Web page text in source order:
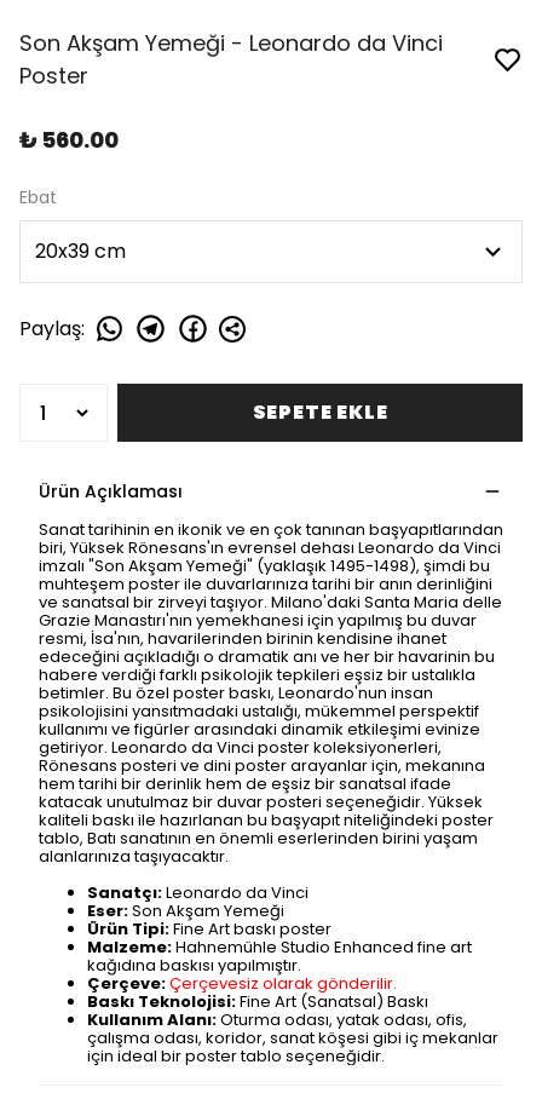
Son Akşam Yemeği - Leonardo da Vinci
Poster
₺ 560.00
Ebat
Paylaş:
SEPETE EKLE
Ürün Açıklaması
Sanat tarihinin en ikonik ve en çok tanınan başyapıtlarından
biri, Yüksek Rönesans'ın evrensel dehası Leonardo da Vinci
imzalı "Son Akşam Yemeği" (yaklaşık 1495-1498), şimdi bu
muhteşem poster ile duvarlarınıza tarihi bir anın derinliğini
ve sanatsal bir zirveyi taşıyor. Milano'daki Santa Maria delle
Grazie Manastırı'nın yemekhanesi için yapılmış bu duvar
resmi, İsa'nın, havarilerinden birinin kendisine ihanet
edeceğini açıkladığı o dramatik anı ve her bir havarinin bu
habere verdiği farklı psikolojik tepkileri eşsiz bir ustalıkla
betimler. Bu özel poster baskı, Leonardo'nun insan
psikolojisini yansıtmadaki ustalığı, mükemmel perspektif
kullanımı ve figürler arasındaki dinamik etkileşimi evinize
getiriyor. Leonardo da Vinci poster koleksiyonerleri,
Rönesans posteri ve dini poster arayanlar için, mekanına
hem tarihi bir derinlik hem de eşsiz bir sanatsal ifade
katacak unutulmaz bir duvar posteri seçeneğidir. Yüksek
kaliteli baskı ile hazırlanan bu başyapıt niteliğindeki poster
tablo, Batı sanatının en önemli eserlerinden birini yaşam
alanlarınıza taşıyacaktır.
Sanatçı:Leonardo da Vinci
Eser:Son Akşam Yemeği
Ürün Tipi:Fine Art baskı poster
Malzeme:Hahnemühle Studio Enhanced fine art
kağıdına baskısı yapılmıştır.
Çerçeve:Çerçevesiz olarak gönderilir.
Baskı Teknolojisi:Fine Art (Sanatsal) Baskı
Kullanım Alanı:Oturma odası, yatak odası, ofis,
çalışma odası, koridor, sanat köşesi gibi iç mekanlar
için ideal bir poster tablo seçeneğidir.